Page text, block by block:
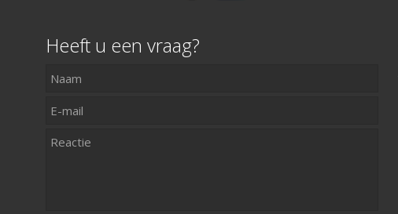
Heeft u een vraag?